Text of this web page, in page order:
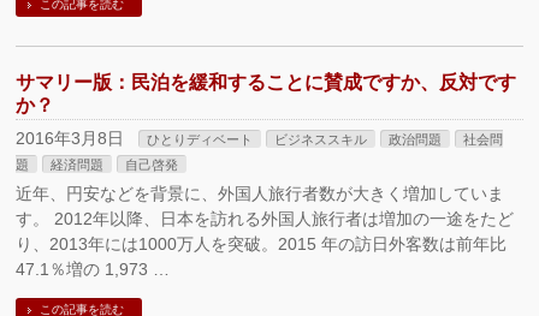
この記事を読む
サマリー版：民泊を緩和することに賛成ですか、反対です
か？
2016年3月8日 ひとりディベート ビジネススキル 政治問題
社会問
題
経済問題 自己啓発
近年、円安などを背景に、外国人旅行者数が大きく増加していま
す。 2012年以降、日本を訪れる外国人旅行者は増加の一途をたど
り、2013年には1000万人を突破。2015 年の訪日外客数は前年比
47.1％増の 1,973 …
この記事を読む